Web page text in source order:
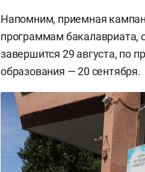
Напомним, приемная
программам бакалавриата,
завершится 29 августа, по
образования — 20 сентября.